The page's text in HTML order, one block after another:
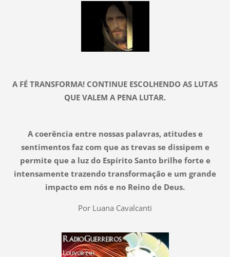
A FÉ TRANSFORMA! CONTINUE ESCOLHENDO AS LUTAS
QUE VALEM A PENA LUTAR.
A coerência entre nossas palavras, atitudes e
sentimentos faz com que as trevas se dissipem e
permite que a luz do Espírito Santo brilhe forte e
intensamente trazendo transformação e um grande
impacto em nós e no Reino de Deus.
Por Luana Cavalcanti